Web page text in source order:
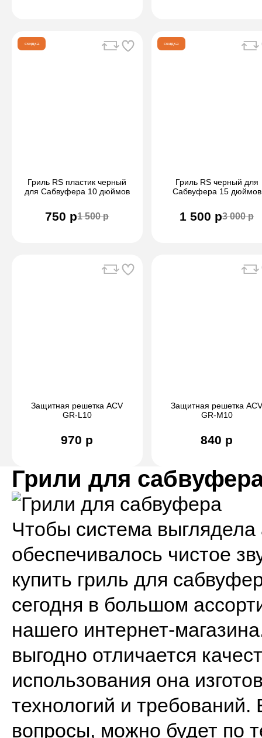
Гриль RS пластик черный
для Сабвуфера 10 дюймов
750 р1 500 р
скидка
Гриль RS черный для
Сабвуфера 15 дюймов
1 500 р3 000 р
скидка
Защитная решетка ACV
GR-L10
970 р
Защитная решетка
GR-M10
840 р
Грили для
Чтобы система выглядела
обеспечивалось чистое
купить гриль для
сегодня в большом
нашего интернет-
выгодно отличается
использования она
технологий и
вопросы, можно будет по